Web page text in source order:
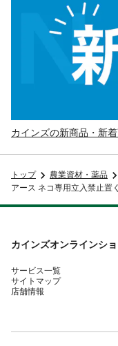
カインズの新商品・新
トップ 農業資材・薬品
アース ネコ専用立入禁止置
カインズオンラインシ
サービス一覧
サイトマップ
店舗情報